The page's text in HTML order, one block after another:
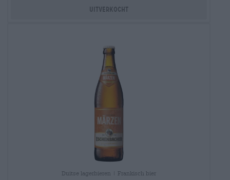
Uitverkocht
Duitse lagerbieren | Frankisch bier